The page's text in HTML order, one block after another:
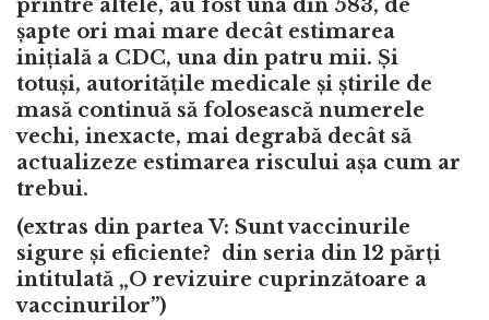
printre altele, au fost una din 583, de
șapte ori mai mare decât estimarea
inițială a CDC, una din patru mii. Și
totuși, autoritățile medicale și știrile de
masă continuă să folosească numerele
vechi, inexacte, mai degrabă decât să
actualizeze estimarea riscului așa cum ar
trebui.
(extras din partea V: Sunt vaccinurile
sigure și eficiente? din seria din 12 părți
intitulată „O revizuire cuprinzătoare a
vaccinurilor”)